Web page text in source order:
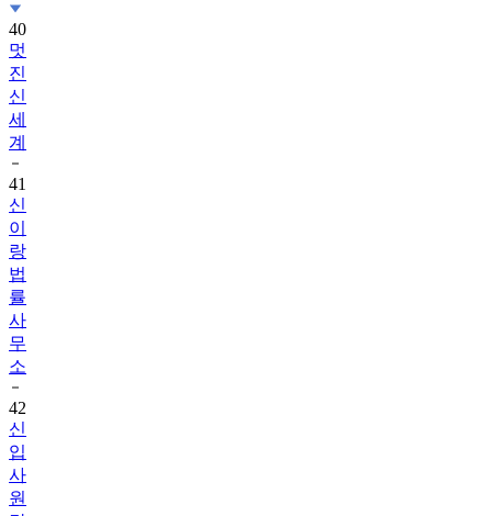
40
멋
진
신
세
계
41
신
이
랑
법
률
사
무
소
42
신
입
사
원